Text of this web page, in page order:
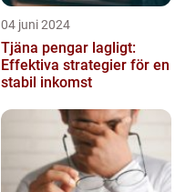
04 juni 2024
Tjäna pengar lagligt:
Effektiva strategier för en
stabil inkomst